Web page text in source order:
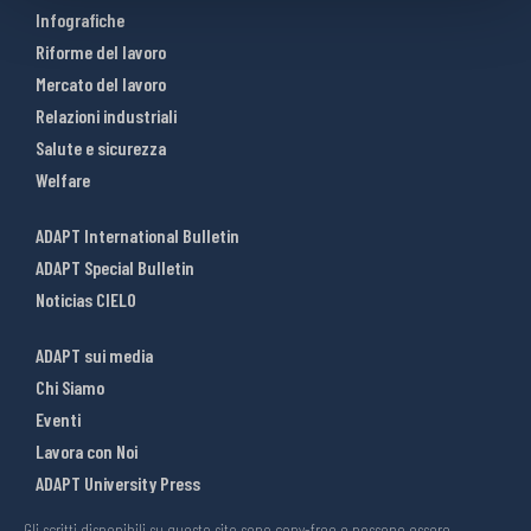
Infografiche
Riforme del lavoro
Mercato del lavoro
Relazioni industriali
Salute e sicurezza
Welfare
ADAPT International Bulletin
ADAPT Special Bulletin
Noticias CIELO
ADAPT sui media
Chi Siamo
Eventi
Lavora con Noi
ADAPT University Press